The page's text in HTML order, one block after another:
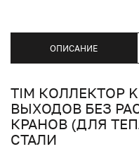
ОПИСАНИЕ
TIM КОЛЛЕКТОР
ВЫХОДОВ БЕЗ
КРАНОВ (ДЛЯ
СТАЛИ